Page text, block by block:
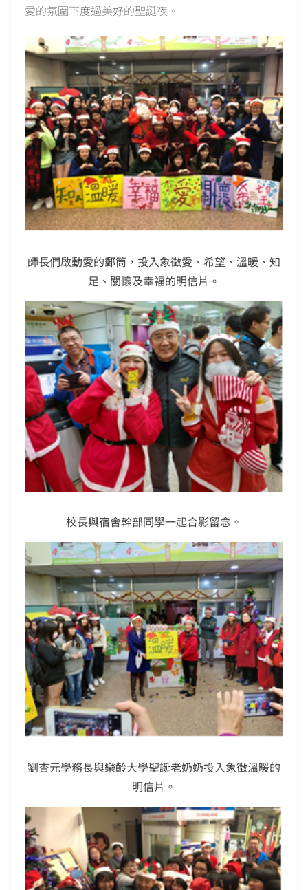
愛的氛圍下度過美好的聖誕夜。
師長們啟動愛的郵筒，投入象徵愛、希望、溫暖、知
足、關懷及幸福的明信片。
校長與宿舍幹部同學一起合影留念。
劉杏元學務長與樂齡大學聖誕老奶奶投入象徵溫暖的
明信片。